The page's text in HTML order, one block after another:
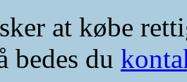
at købe
bedes du